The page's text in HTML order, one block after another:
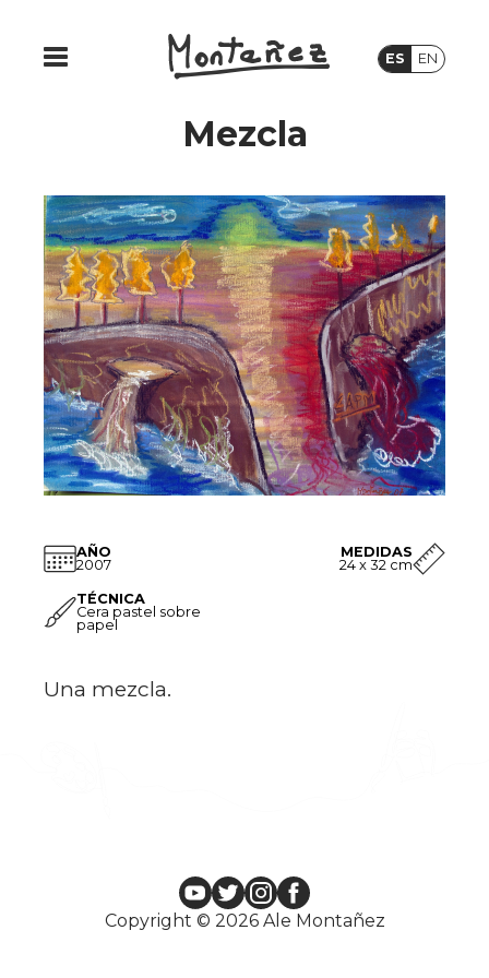
ES EN
Mezcla
AÑO
2007
MEDIDAS
24 x 32 cm
TÉCNICA
Cera pastel sobre
papel
Una mezcla.
Copyright © 2026 Ale Montañez